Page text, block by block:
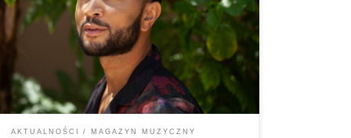
John legend wydał swój kolejny album. Tym razem
zapraszamy do przeczytania tekstu, w którym
poznacie spojrzenie autora krążka.
AKTUALNOŚCI MAGAZYN MUZYCZNY